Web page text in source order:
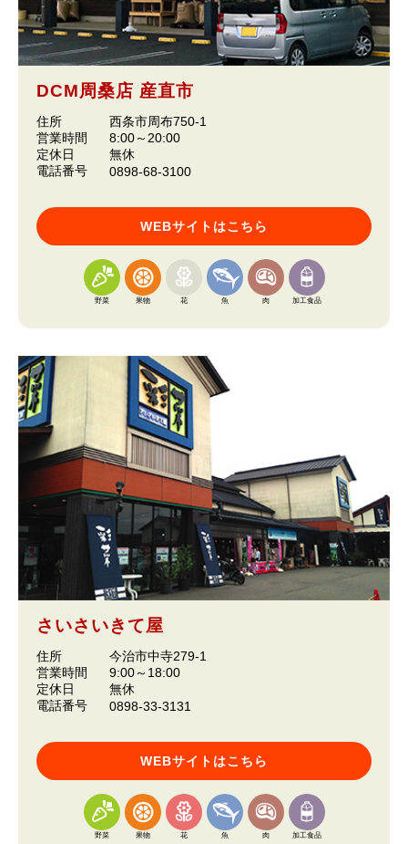
DCM周桑店 産直市
住所
西条市周布750-1
営業時間
8:00～20:00
定休日
無休
電話番号
0898-68-3100
WEBサイトはこちら
野菜 果物 花 魚 肉 加工食品
さいさいきて屋
住所
今治市中寺279-1
営業時間
9:00～18:00
定休日
無休
電話番号
0898-33-3131
WEBサイトはこちら
野菜 果物 花 魚 肉 加工食品